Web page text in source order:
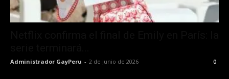
Administrador GayPeru - 2 de junio de 2026 0